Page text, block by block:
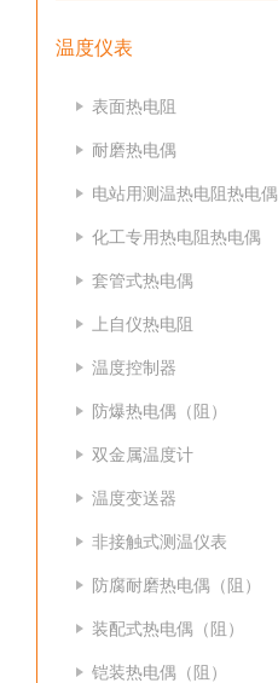
温度仪表
表面热电阻
耐磨热电偶
电站用测温热电阻热电偶
化工专用热电阻热电偶
套管式热电偶
上自仪热电阻
温度控制器
防爆热电偶（阻）
双金属温度计
温度变送器
非接触式测温仪表
防腐耐磨热电偶（阻）
装配式热电偶（阻）
铠装热电偶（阻）